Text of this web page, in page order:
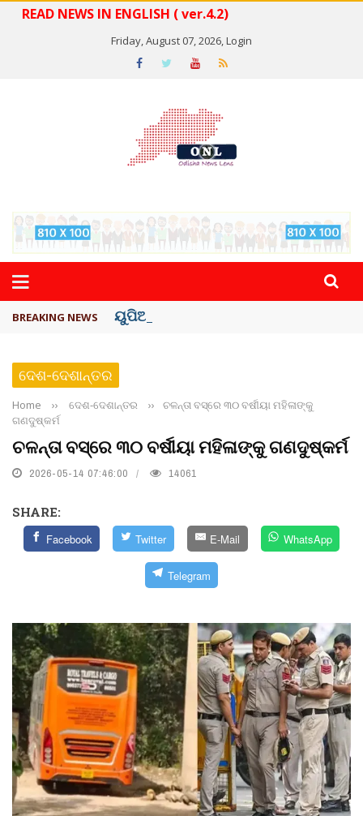
READ NEWS IN ENGLISH ( ver.4.2)
Friday, August 07, 2026,Login
BREAKING NEWS ୟୁପିଆଇ ଓ ଅନ୍ୟାନ୍ୟ ଡିଜିଟାଲ୍ ନେଣଦେଣ ...
ଦେଶ-ଦେଶାନ୍ତର
Home ›› ଦେଶ-ଦେଶାନ୍ତର ››
ଚଳନ୍ତା ବସ୍‌ରେ ୩୦ ବର୍ଷୀୟା ମହିଳାଙ୍କୁ
ଗଣଦୁଷ୍କର୍ମ
ଚଳନ୍ତା ବସ୍‌ରେ ୩୦ ବର୍ଷୀୟା ମହିଳାଙ୍କୁ ଗଣଦୁଷ୍କର୍ମ
2026-05-14 07:46:00 14061
SHARE:
Facebook Twitter E-Mail WhatsApp
Telegram